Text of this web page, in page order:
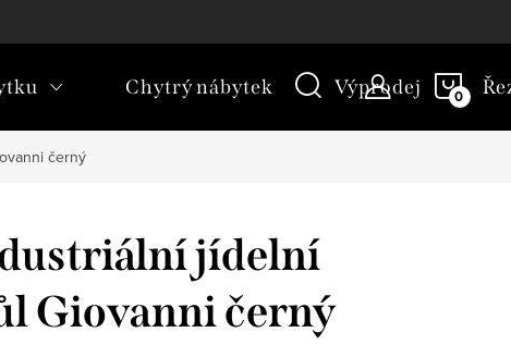
Chytrý nábytek Výprodej
černý
jídelní
Giovanni černý